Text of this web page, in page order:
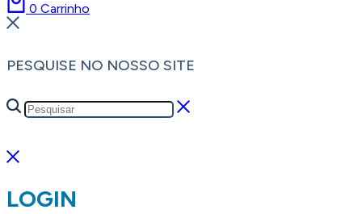
0 Carrinho
PESQUISE NO NOSSO SITE
LOGIN